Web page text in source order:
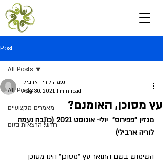
Post
All Posts
מאמרים מקצועיים
חדש! הרצאות בזום
All Posts
עץ מסוכן, האומנם?
נעמה לוריה ארבילי
Aug 30, 2021 1 min read
מגזין "פפירוס"  יולי- אוגוסט 2021 (כתבה נעמה
לוריה ארבילי)
השימוש בשם התואר עץ "מסוכן" הינו מסוכן